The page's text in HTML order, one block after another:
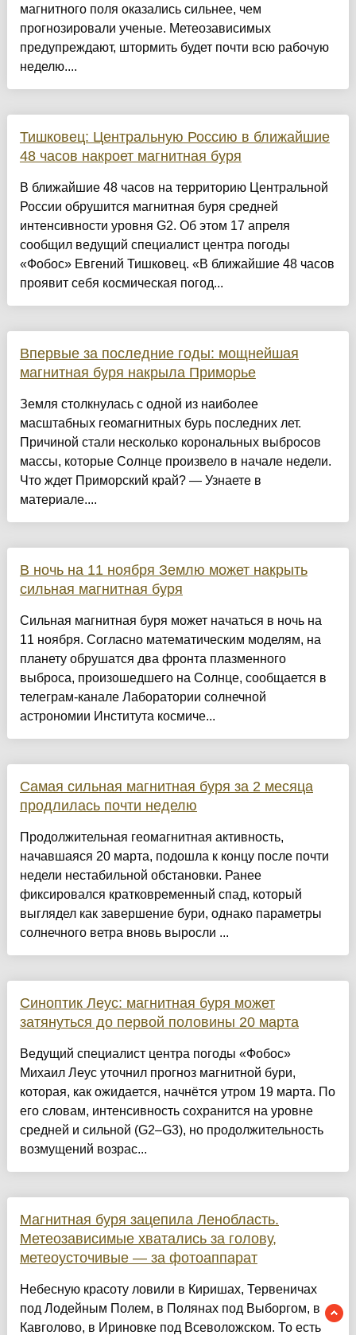
магнитного поля оказались сильнее, чем
прогнозировали ученые. Метеозависимых
предупреждают, штормить будет почти всю рабочую
неделю....
Тишковец: Центральную Россию в ближайшие
48 часов накроет магнитная буря
В ближайшие 48 часов на территорию Центральной
России обрушится магнитная буря средней
интенсивности уровня G2. Об этом 17 апреля
сообщил ведущий специалист центра погоды
«Фобос» Евгений Тишковец. «В ближайшие 48 часов
проявит себя космическая погод...
Впервые за последние годы: мощнейшая
магнитная буря накрыла Приморье
Земля столкнулась с одной из наиболее
масштабных геомагнитных бурь последних лет.
Причиной стали несколько корональных выбросов
массы, которые Солнце произвело в начале недели.
Что ждет Приморский край? — Узнаете в
материале....
В ночь на 11 ноября Землю может накрыть
сильная магнитная буря
Сильная магнитная буря может начаться в ночь на
11 ноября. Согласно математическим моделям, на
планету обрушатся два фронта плазменного
выброса, произошедшего на Солнце, сообщается в
телеграм-канале Лаборатории солнечной
астрономии Института космиче...
Самая сильная магнитная буря за 2 месяца
продлилась почти неделю
Продолжительная геомагнитная активность,
начавшаяся 20 марта, подошла к концу после почти
недели нестабильной обстановки. Ранее
фиксировался кратковременный спад, который
выглядел как завершение бури, однако параметры
солнечного ветра вновь выросли ...
Синоптик Леус: магнитная буря может
затянуться до первой половины 20 марта
Ведущий специалист центра погоды «Фобос»
Михаил Леус уточнил прогноз магнитной бури,
которая, как ожидается, начнётся утром 19 марта. По
его словам, интенсивность сохранится на уровне
средней и сильной (G2–G3), но продолжительность
возмущений возрас...
Магнитная буря зацепила Ленобласть.
Метеозависимые хватались за голову,
метеоусточивые — за фотоаппарат
Небесную красоту ловили в Киришах, Тервеничах
под Лодейным Полем, в Полянах под Выборгом, в
Кавголово, в Ириновке под Всеволожском. То есть